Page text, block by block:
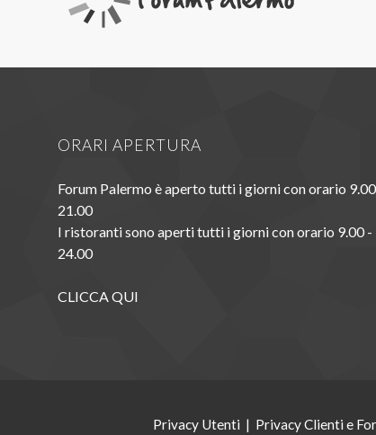
ORARI APERTURA
Forum Palermo è aperto tutti i giorni con orario
21.00
I ristoranti sono aperti tutti i giorni con orario 9.00 -
24.00
CLICCA QUI
Privacy Utenti | Privacy Clienti e